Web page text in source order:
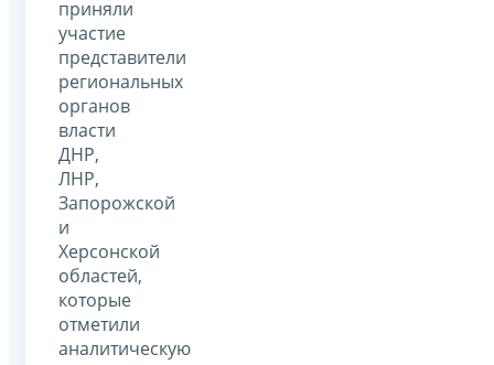
приняли
участие
представители
региональных
органов
власти
ДНР,
ЛНР,
Запорожской
и
Херсонской
областей,
которые
отметили
аналитическую